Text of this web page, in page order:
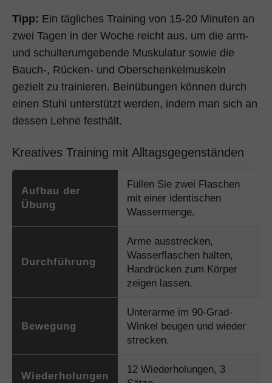
Tipp: Ein tägliches Training von 15-20 Minuten an
zwei Tagen in der Woche reicht aus, um die arm-
und schulterumgebende Muskulatur sowie die
Bauch-, Rücken- und Oberschenkelmuskeln
gezielt zu trainieren. Beinübungen können durch
einen Stuhl unterstützt werden, indem man sich an
dessen Lehne festhält.
Kreatives Training mit Alltagsgegenständen
Aufbau der
Übung
Füllen Sie zwei Flaschen
mit einer identischen
Wassermenge.
Durchführung
Arme ausstrecken,
Wasserflaschen halten,
Handrücken zum Körper
zeigen lassen.
Bewegung
Unterarme im 90-Grad-
Winkel beugen und wieder
strecken.
Wiederholungen
12 Wiederholungen, 3